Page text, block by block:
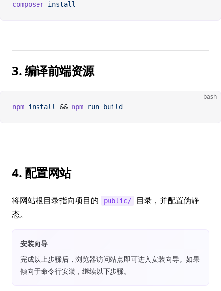
composer install
3. 编译前端资源
bash
npm install && npm run build
4. 配置网站
将网站根目录指向项目的 public/
目录，并配置伪静
态。
安装向导
完成以上步骤后，浏览器访问站点即可进入安装向导。如果
倾向于命令行安装，继续以下步骤。